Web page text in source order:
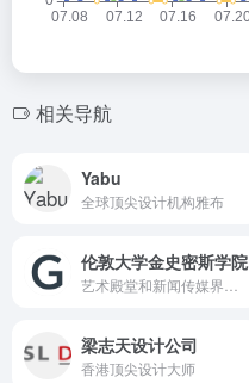
相关导航
Yabu
全球顶尖设计机构雅布
伦敦大学金史密斯学院
梁志天设计公司
香港顶尖设计大师